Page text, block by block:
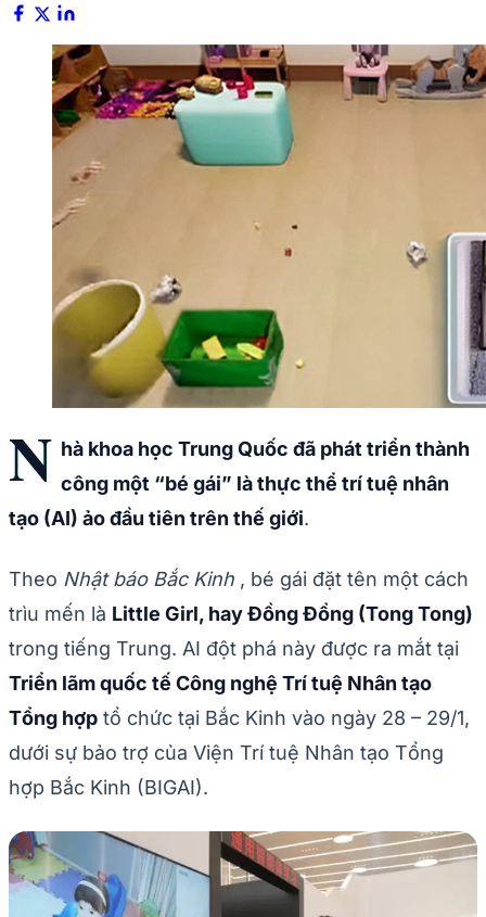
N hà khoa học Trung Quốc đã phát triển thành
công một “bé gái” là thực thể trí tuệ nhân
tạo (AI) ảo đầu tiên trên thế giới.
Theo Nhật báo Bắc Kinh , bé gái đặt tên một cách
trìu mến là Little Girl, hay Đồng Đồng (Tong Tong)
trong tiếng Trung. AI đột phá này được ra mắt tại
Triển lãm quốc tế Công nghệ Trí tuệ Nhân tạo
Tổng hợp tổ chức tại Bắc Kinh vào ngày 28 – 29/1,
dưới sự bảo trợ của Viện Trí tuệ Nhân tạo Tổng
hợp Bắc Kinh (BIGAI).